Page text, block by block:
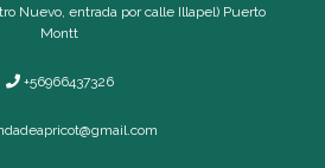
Nuevo, entrada por calle Illapel) Puerto
Montt
+56966437326